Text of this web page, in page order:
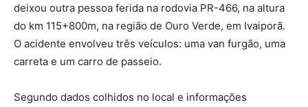
deixou outra pessoa ferida na rodovia PR-466, na altura
do km 115+800m, na região de Ouro Verde, em Ivaiporã.
O acidente envolveu três veículos: uma van furgão, uma
carreta e um carro de passeio.
Segundo dados colhidos no local e informações